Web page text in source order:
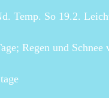
Temp. So 19.2.
Regen und Schnee